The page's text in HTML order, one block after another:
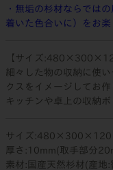
・無垢の杉材ならでは
着いた色合いに）をお楽
【サイズ
細々した物の収納に使
クスをイメージしてお作
キッチンや卓上の収納ボ
サイズ:480×300×120
厚さ:10mm(取手部分
素材:国産天然杉材(産地